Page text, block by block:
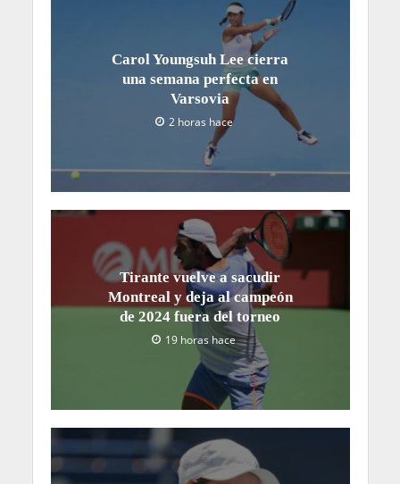
Carol Youngsuh Lee cierra
una semana perfecta en
Varsovia
2 horas hace
Tirante vuelve a sacudir
Montreal y deja al campeón
de 2024 fuera del torneo
19 horas hace